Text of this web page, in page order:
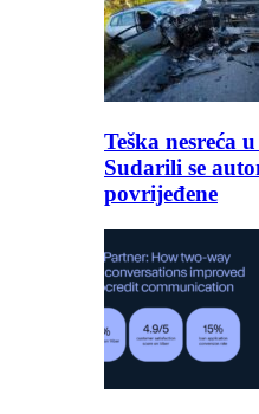
Teška nesreća
Sudarili se
povrijeđene